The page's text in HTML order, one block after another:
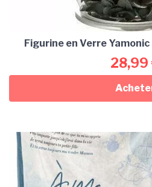
Figurine en Verre
28,99